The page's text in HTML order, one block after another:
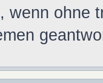
wenn ohne